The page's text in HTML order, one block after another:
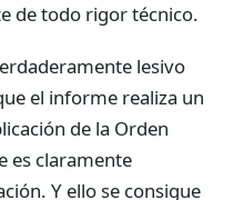
de todo rigor técnico.
lesivo
el informe realiza un
de la Orden
es claramente
Y ello se consigue